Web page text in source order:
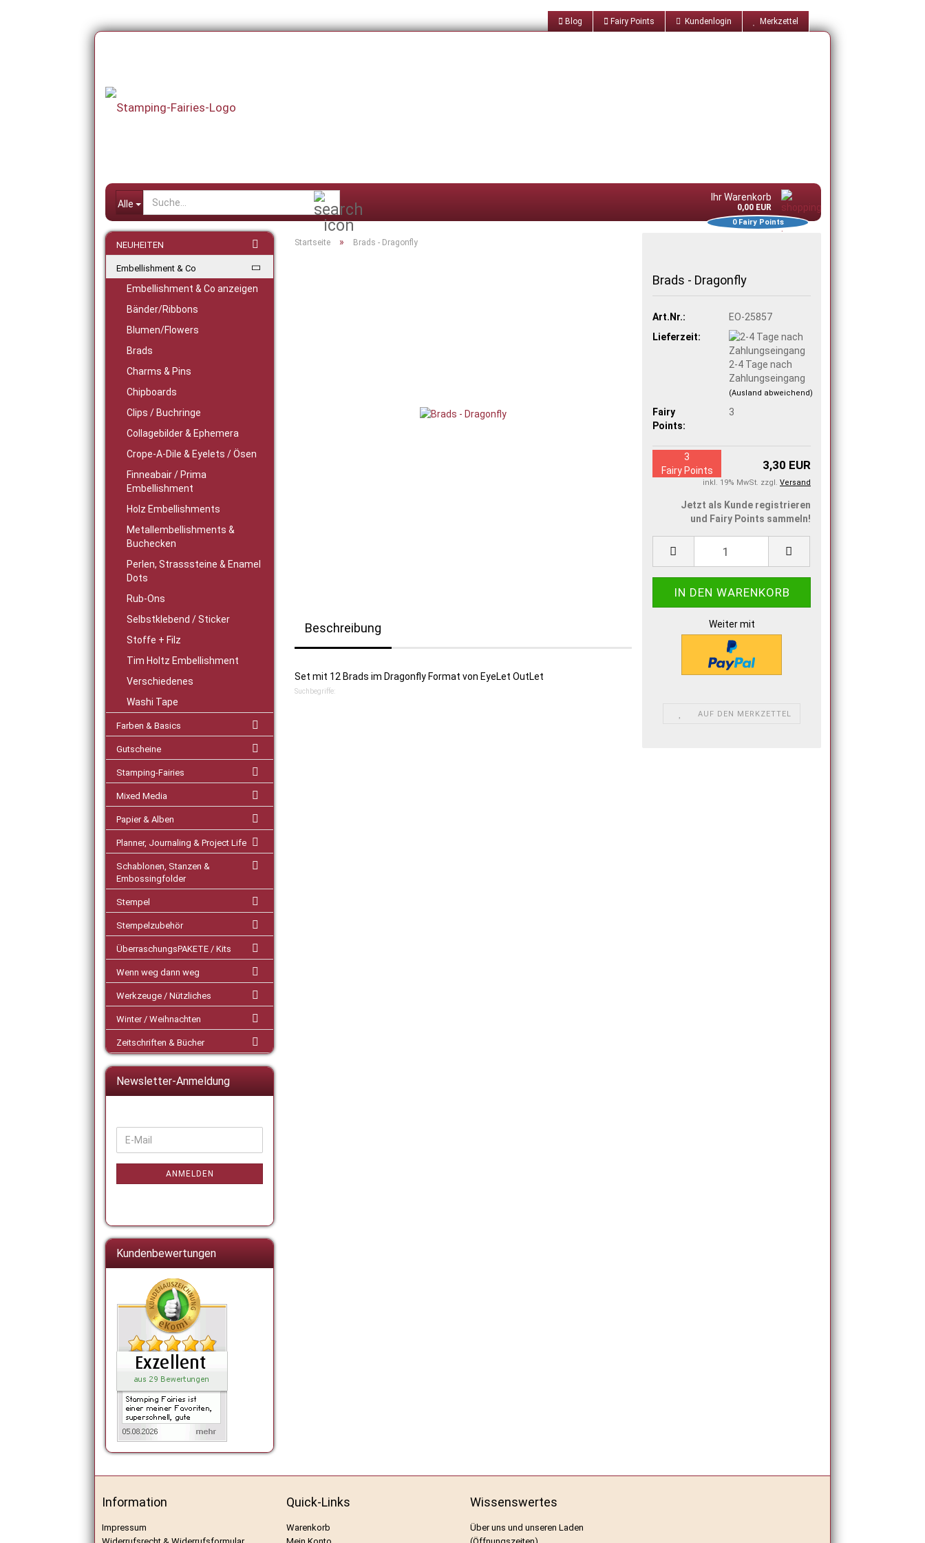
Blog Fairy Points Kundenlogin Merkzettel
Alle
Ihr Warenkorb
0,00 EUR
0Fairy Points
Startseite » Brads - Dragonfly
Brads - Dragonfly
Art.Nr.:
EO-25857
Lieferzeit:
2-4 Tage nach
Zahlungseingang
(Ausland abweichend)
Fairy
Points:
3
3,30 EUR
inkl. 19% MwSt. zzgl. Versand
3
Fairy Points
Jetzt als Kunde registrieren
und Fairy Points sammeln!
Weiter mit
AUF DEN MERKZETTEL
Beschreibung
Set mit 12 Brads im Dragonfly Format von EyeLet OutLet
Suchbegriffe:
NEUHEITEN
Embellishment & Co
Embellishment & Co anzeigen
Bänder/Ribbons
Blumen/Flowers
Brads
Charms & Pins
Chipboards
Clips / Buchringe
Collagebilder & Ephemera
Crope-A-Dile & Eyelets / Ösen
Finneabair / Prima
Embellishment
Holz Embellishments
Metallembellishments &
Buchecken
Perlen, Strasssteine & Enamel
Dots
Rub-Ons
Selbstklebend / Sticker
Stoffe + Filz
Tim Holtz Embellishment
Verschiedenes
Washi Tape
Farben & Basics
Gutscheine
Stamping-Fairies
Mixed Media
Papier & Alben
Planner, Journaling & Project Life
Schablonen, Stanzen &
Embossingfolder
Stempel
Stempelzubehör
ÜberraschungsPAKETE / Kits
Wenn weg dann weg
Werkzeuge / Nützliches
Winter / Weihnachten
Zeitschriften & Bücher
Newsletter-Anmeldung
ZUR
ANMELDUNG
E-
Mail
ANMELDEN
Kundenbewertungen
Information
Impressum
Quick-Links
Warenkorb
Wissenswertes
Über uns und unseren Laden